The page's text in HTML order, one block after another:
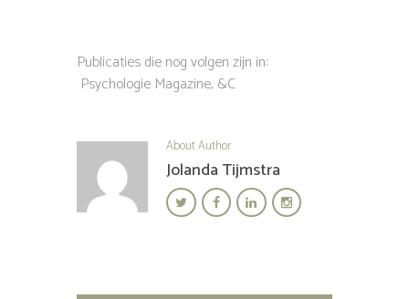
Publicaties die nog volgen zijn in:
Psychologie Magazine, &C
About Author
Jolanda Tijmstra